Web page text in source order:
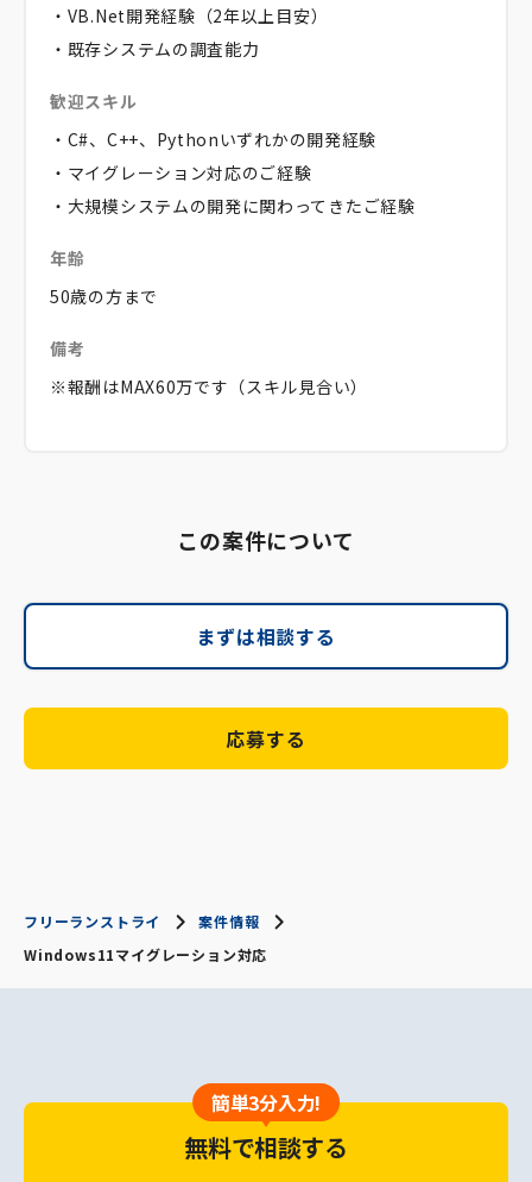
・VB.Net開発経験（2年以上目安）
・既存システムの調査能力
歓迎スキル
・C#、C++、Pythonいずれかの開発経験
・マイグレーション対応のご経験
・大規模システムの開発に関わってきたご経験
年齢
50歳の方まで
備考
※報酬はMAX60万です（スキル見合い）
この案件について
まずは相談する
応募する
フリーランストライ
案件情報
Windows11マイグレーション対応
簡単3分入力!
無料で相談する